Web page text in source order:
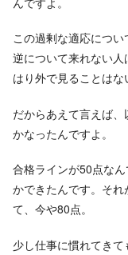
この過剰な適応につい
逆について来れない
はり外で見ることはな
だからあえて言えば
かなったんですよ。
合格ラインが50点な
かできたんです。そ
て、今や80点。
少し仕事に慣れてき